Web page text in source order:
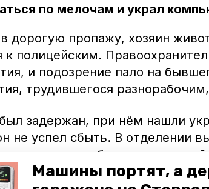
Машины портят, а
по мелочам и украл
дорогую пропажу, хозяин
к полицейским.
и подозрение пало на
трудившегося разнорабочим,
задержан, при нём нашли
не успел сбыть. В отделении
место работы не в первый
а ещё раньше он